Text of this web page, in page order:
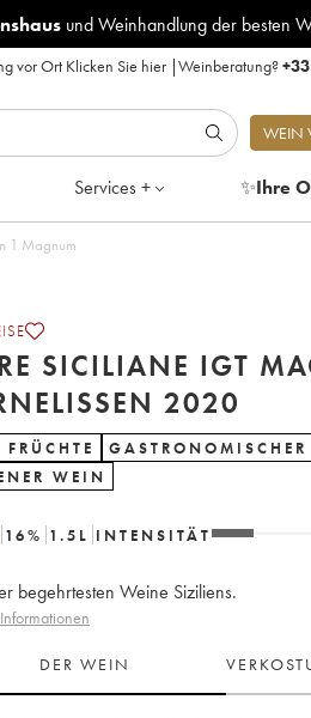
und Weinhandlung der besten
vor Ort Klicken Sie hier|Weinberatung?
WEIN
Services + ✨Ihre
2020 - Posten von 1 Magnum
SICILIANE IGT
CORNELISSEN 2020
FRÜCHTE
WEIN
16% 1.5 L INTENSITÄT
begehrtesten Weine Siziliens.
DER WEIN